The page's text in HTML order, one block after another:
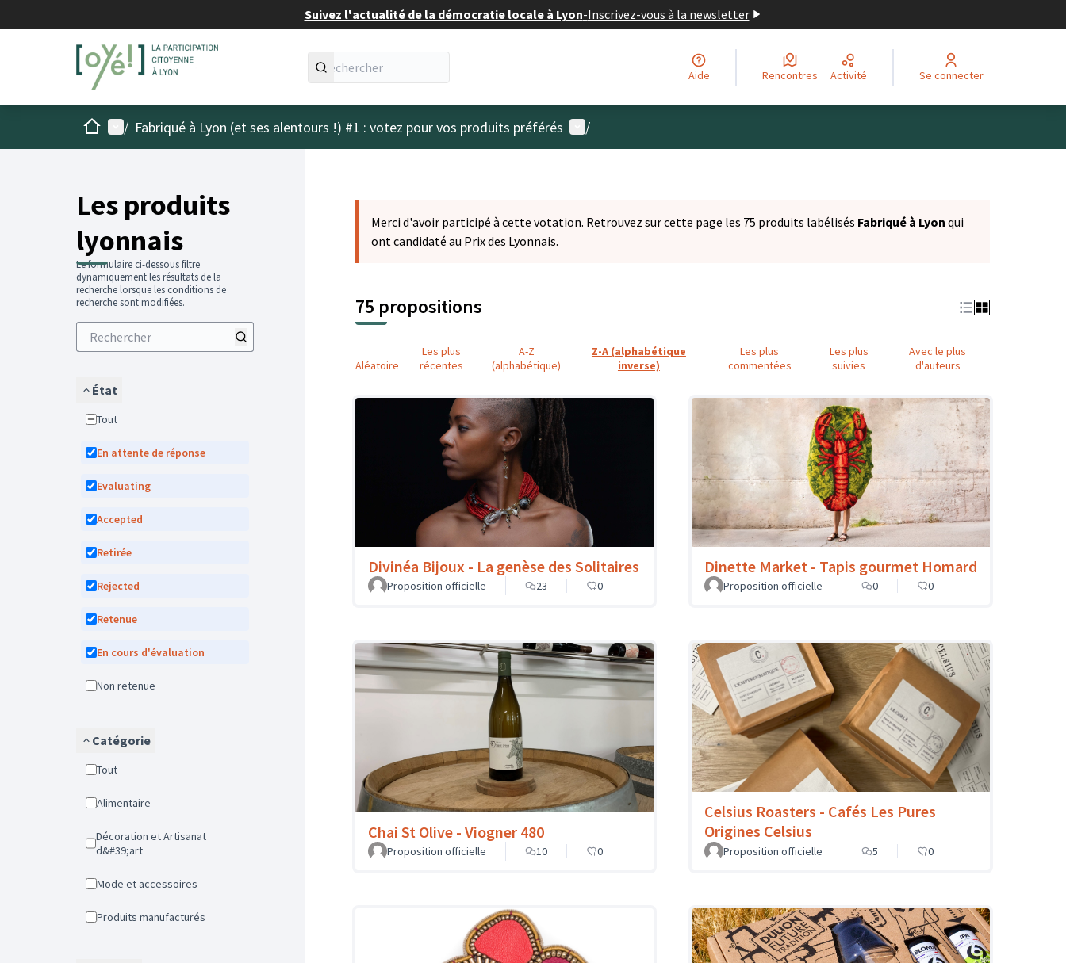
Suivez l'actualité de la démocratie locale à Lyon-Inscrivez-vous à la newsletter
Aide Rencontres Activité Se connecter
AccueilMenu principal
/ Fabriqué à Lyon (et ses alentours !) #1 : votez pour vos produits préférés Menu utilisateur
/
Les produits
lyonnais
Le formulaire ci-dessous filtre
dynamiquement les résultats de la
recherche lorsque les conditions de
recherche sont modifiées.
État
Tout
En attente de réponse
Evaluating
Accepted
Retirée
Rejected
Retenue
En cours d'évaluation
Non retenue
Catégorie
Tout
Alimentaire
Décoration et Artisanat
d&#39;art
Mode et accessoires
Produits manufacturés
Merci d'avoir participé à cette votation. Retrouvez sur cette page les 75 produits labélisés Fabriqué à Lyon qui
ont candidaté au Prix des Lyonnais.
75 propositions
Aléatoire
Les plus
récentes
A-Z
(alphabétique)
Z-A (alphabétique
inverse)
Les plus
commentées
Les plus
suivies
Avec le plus
d'auteurs
Divinéa Bijoux - La genèse des Solitaires
Proposition officielle 23 0
Dinette Market - Tapis gourmet Homard
Proposition officielle 0 0
Chai St Olive - Viogner 480
Proposition officielle 10 0
Celsius Roasters - Cafés Les Pures
Origines Celsius
Proposition officielle 5 0